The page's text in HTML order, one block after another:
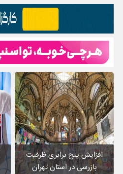
افزایش پنج برابری ظرفیت
بازرسی در استان تهران